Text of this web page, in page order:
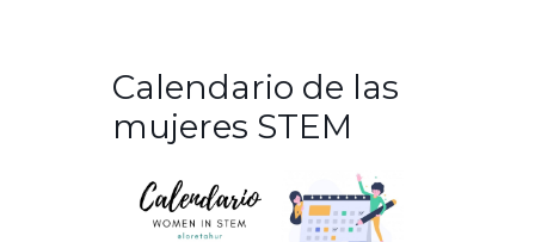
Calendario de las
mujeres STEM